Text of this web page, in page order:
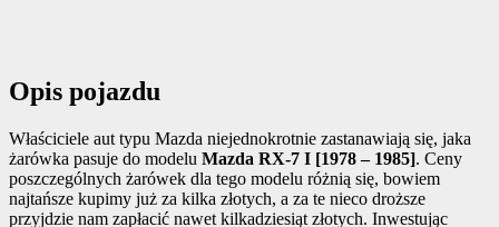
Opis pojazdu
Właściciele aut typu Mazda niejednokrotnie zastanawiają się, jaka
żarówka pasuje do modelu Mazda RX-7 I [1978 – 1985]. Ceny
poszczególnych żarówek dla tego modelu różnią się, bowiem
najtańsze kupimy już za kilka złotych, a za te nieco droższe
przyjdzie nam zapłacić nawet kilkadziesiąt złotych. Inwestując